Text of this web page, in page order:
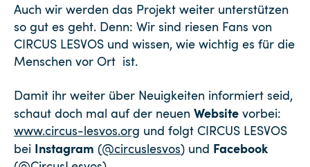
Auch wir werden das Projekt weiter unterstützen
so gut es geht. Denn: Wir sind riesen Fans von
CIRCUS LESVOS und wissen, wie wichtig es für die
Menschen vor Ort ist.
Damit ihr weiter über Neuigkeiten informiert seid,
schaut doch mal auf der neuen Website vorbei:
www.circus-lesvos.org und folgt CIRCUS LESVOS
bei Instagram (@circuslesvos) und Facebook